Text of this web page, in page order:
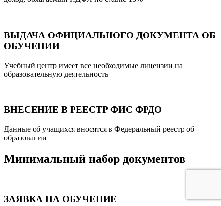
ВЫДАЧА ОФИЦИАЛЬНОГО ДОКУМЕНТА ОБ
ОБУЧЕНИИ
Учебный центр имеет все необходимые лицензии на
образовательную деятельность
ВНЕСЕНИЕ В РЕЕСТР ФИС ФРДО
Данные об учащихся вносятся в Федеральный реестр об
образовании
Минимальный набор документов
ЗАЯВКА НА ОБУЧЕНИЕ